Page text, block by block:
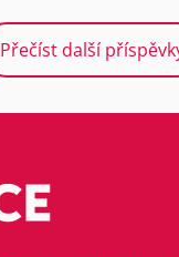
Přečíst další